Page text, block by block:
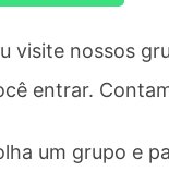
visite nossos
entrar.
um grupo e